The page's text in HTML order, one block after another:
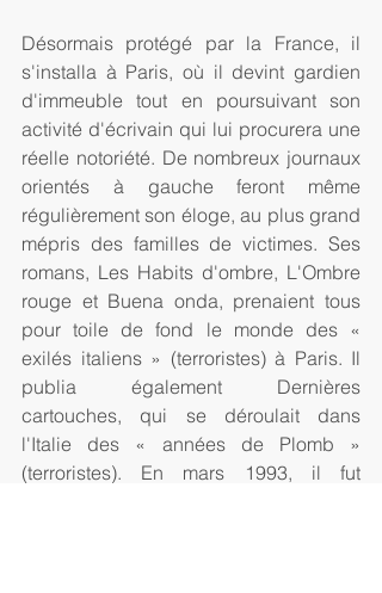
Désormais protégé par la France, il
s'installa à Paris, où il devint gardien
d'immeuble tout en poursuivant son
activité d'écrivain qui lui procurera une
réelle notoriété. De nombreux journaux
orientés à gauche feront même
régulièrement son éloge, au plus grand
mépris des familles de victimes. Ses
romans, Les Habits d'ombre, L'Ombre
rouge et Buena onda, prenaient tous
pour toile de fond le monde des «
exilés italiens » (terroristes) à Paris. Il
publia également Dernières
cartouches, qui se déroulait dans
l'Italie des « années de Plomb »
(terroristes). En mars 1993, il fut